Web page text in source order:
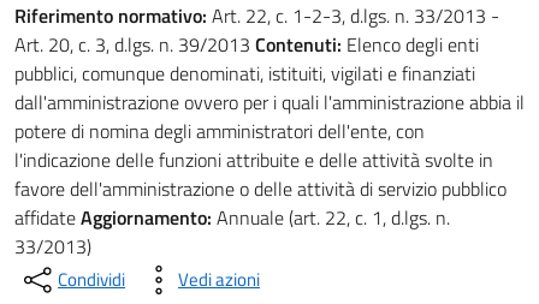
Riferimento normativo: Art. 22, c. 1-2-3, d.lgs. n. 33/2013 -
Art. 20, c. 3, d.lgs. n. 39/2013 Contenuti: Elenco degli enti
pubblici, comunque denominati, istituiti, vigilati e finanziati
dall'amministrazione ovvero per i quali l'amministrazione abbia il
potere di nomina degli amministratori dell'ente, con
l'indicazione delle funzioni attribuite e delle attività svolte in
favore dell'amministrazione o delle attività di servizio pubblico
affidateAggiornamento: Annuale (art. 22, c. 1, d.lgs. n.
33/2013)
Condividi Vedi azioni